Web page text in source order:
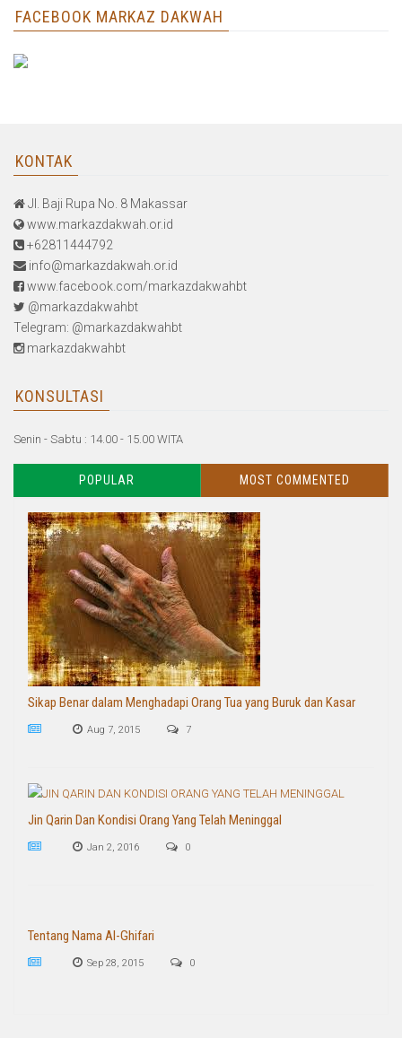
FACEBOOK MARKAZ DAKWAH
KONTAK
Jl. Baji Rupa No. 8 Makassar
www.markazdakwah.or.id
+62811444792
info@markazdakwah.or.id
www.facebook.com/markazdakwahbt
@markazdakwahbt
Telegram: @markazdakwahbt
markazdakwahbt
KONSULTASI
Senin - Sabtu : 14.00 - 15.00 WITA
POPULAR MOST COMMENTED
Sikap Benar dalam Menghadapi Orang Tua yang Buruk dan Kasar
Aug 7, 2015 7
Jin Qarin Dan Kondisi Orang Yang Telah Meninggal
Jan 2, 2016 0
Tentang Nama Al-Ghifari
Sep 28, 2015 0